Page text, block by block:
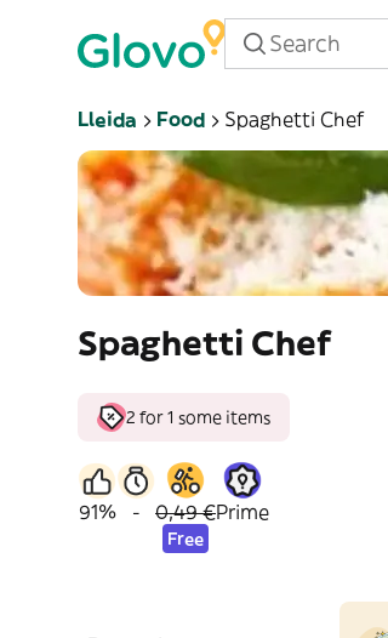
Lleida Food Spaghetti Chef
Spaghetti Chef
2 for 1 some items
91% - 0,49 €
Free
Prime